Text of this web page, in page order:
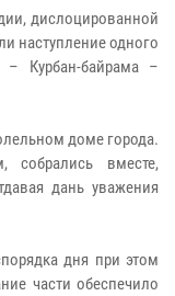
дислоцированной
наступление одного
– Курбан-байрама –
доме города.
собрались вместе,
дань уважения
дня при этом
части обеспечило